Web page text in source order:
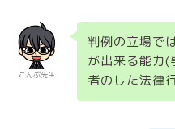
こんぶ先生
判例の立場で
が出来る能力(
者のした法律